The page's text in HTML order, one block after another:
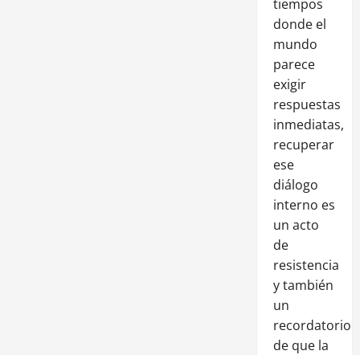
tiempos
donde el
mundo
parece
exigir
respuestas
inmediatas,
recuperar
ese
diálogo
interno es
un acto
de
resistencia
y también
un
recordatorio
de que la